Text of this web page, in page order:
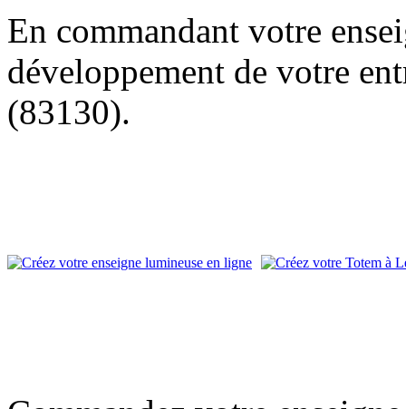
En commandant votre
développement de votre
(83130).